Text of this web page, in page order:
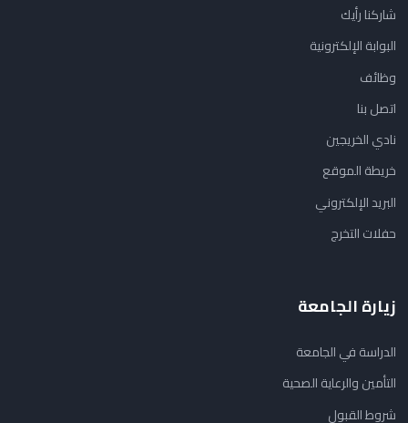
شاركنا رأيك
البوابة الإلكترونية
وظائف
اتصل بنا
نادي الخريجين
خريطة الموقع
البريد الإلكتروني
حفلات التخرج
زيارة الجامعة
الدراسة في الجامعة
التأمين والرعاية الصحية
شروط القبول